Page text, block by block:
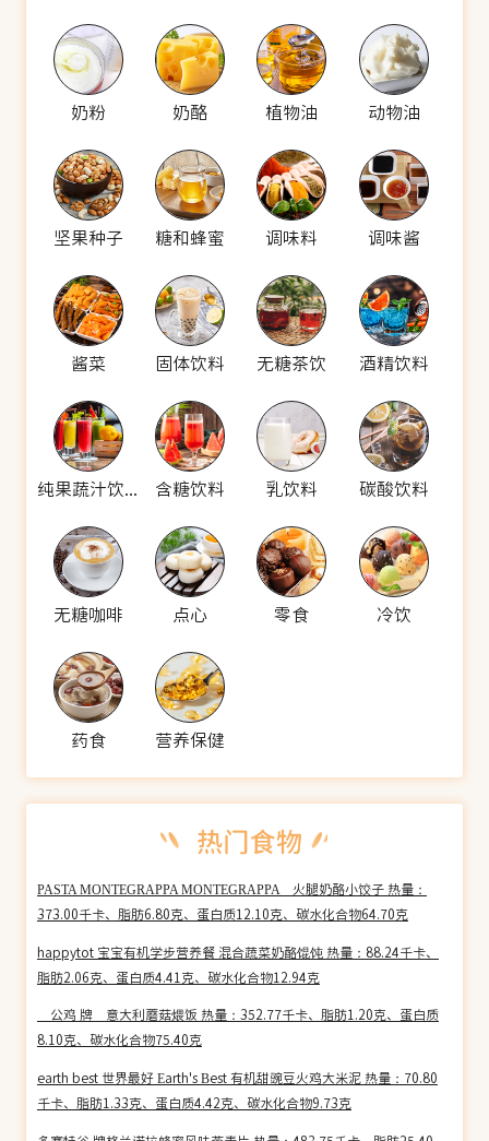
奶粉 奶酪 植物油 动物油
坚果种子 糖和蜂蜜 调味料 调味酱
酱菜 固体饮料 无糖茶饮 酒精饮料
纯果蔬汁饮料 含糖饮料 乳饮料 碳酸饮料
无糖咖啡 点心 零食 冷饮
药食 营养保健
PASTA MONTEGRAPPA MONTEGRAPPA 火腿奶酪小饺子 热量：
373.00千卡、脂肪6.80克、蛋白质12.10克、碳水化合物64.70克
happytot 宝宝有机学步营养餐 混合蔬菜奶酪馄饨 热量：88.24千卡、
脂肪2.06克、蛋白质4.41克、碳水化合物12.94克
公鸡 牌 意大利蘑菇煨饭 热量：352.77千卡、脂肪1.20克、蛋白质
8.10克、碳水化合物75.40克
earth best 世界最好 Earth's Best 有机甜豌豆火鸡大米泥 热量：70.80
千卡、脂肪1.33克、蛋白质4.42克、碳水化合物9.73克